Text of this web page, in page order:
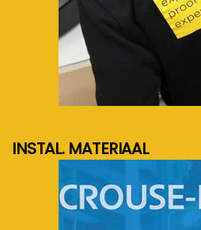
meer info...
INSTAL. MATERIAAL